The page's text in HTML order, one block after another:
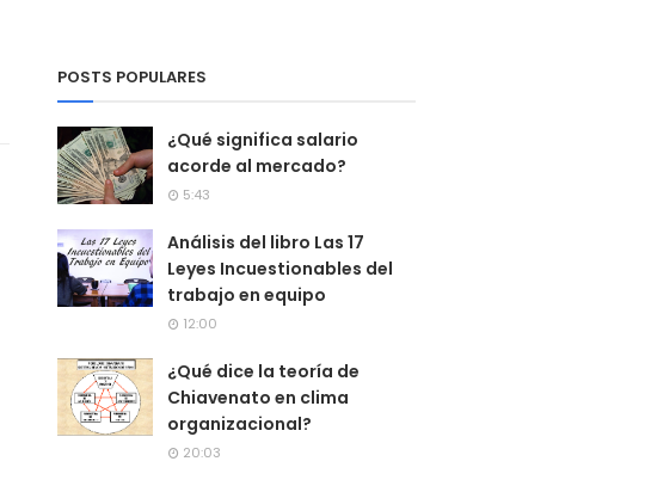
POSTS POPULARES
¿Qué significa salario
acorde al mercado?
5:43
Análisis del libro Las 17
Leyes Incuestionables del
trabajo en equipo
12:00
¿Qué dice la teoría de
Chiavenato en clima
organizacional?
20:03